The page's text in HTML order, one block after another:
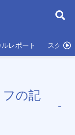
レポート スクール
の記